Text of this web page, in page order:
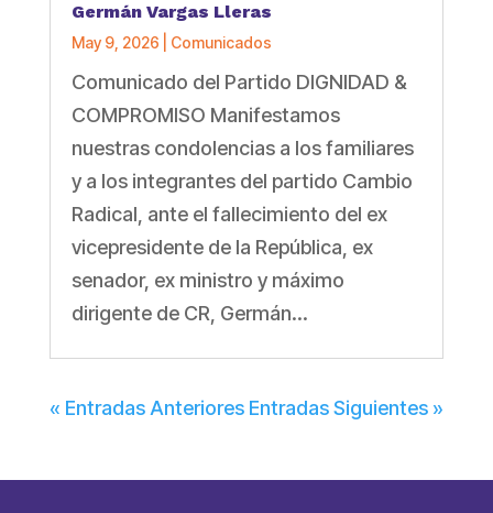
Germán Vargas Lleras
May 9, 2026 Comunicados
Comunicado del Partido DIGNIDAD &
COMPROMISO Manifestamos
nuestras condolencias a los familiares
y a los integrantes del partido Cambio
Radical, ante el fallecimiento del ex
vicepresidente de la República, ex
senador, ex ministro y máximo
dirigente de CR, Germán...
« Entradas Anteriores Entradas Siguientes »